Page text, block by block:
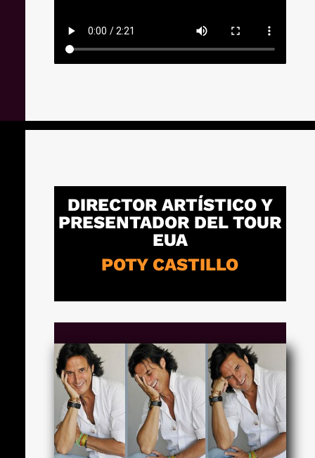
DIRECTOR ARTÍSTICO Y
PRESENTADOR DEL TOUR
EUA
POTY CASTILLO